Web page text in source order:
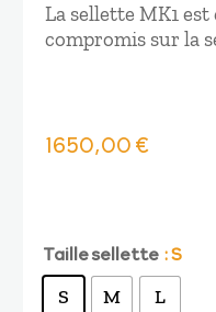
La sellette MK1
compromis sur la
1650,00€
Taille sellette : S
S M L